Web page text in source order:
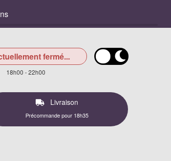
fermé...
18h00 - 22h00
Livraison
Précommande pour 18h35